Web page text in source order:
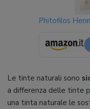
Phitofilos
Le tinte naturali sono
a differenza delle tinte
una tinta naturale le